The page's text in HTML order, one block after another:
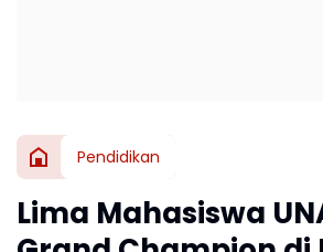
Pendidikan
Lima Mahasiswa